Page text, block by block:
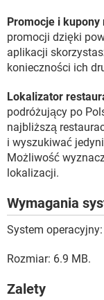
Promocje i kupony
promocji dzięki
aplikacji
konieczności ich
Lokalizator
podróżujący po
najbliższą
i wyszukiwać
Możliwość
lokalizacji.
Wymagania
System
Rozmiar: 6.9 MB.
Zalety